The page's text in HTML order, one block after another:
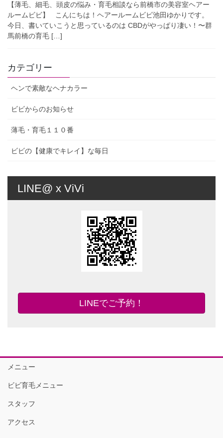
【薄毛、細毛、頭皮の悩み・育毛相談なら前橋市の美容室ヘアー
ルームビビ】 こんにちは！ヘアールームビビ池田ゆかりです。
今日、書いていこうと思っているのは CBDがやっぱり凄い！〜群
馬前橋の育毛 […]
カテゴリー
ヘンで素敵なヘナカラー
ビビからのお知らせ
薄毛・育毛１１０番
ビビの【健康でキレイ】な毎日
LINE@ x ViVi
LINEでご予約！
メニュー
ビビ育毛メニュー
スタッフ
アクセス